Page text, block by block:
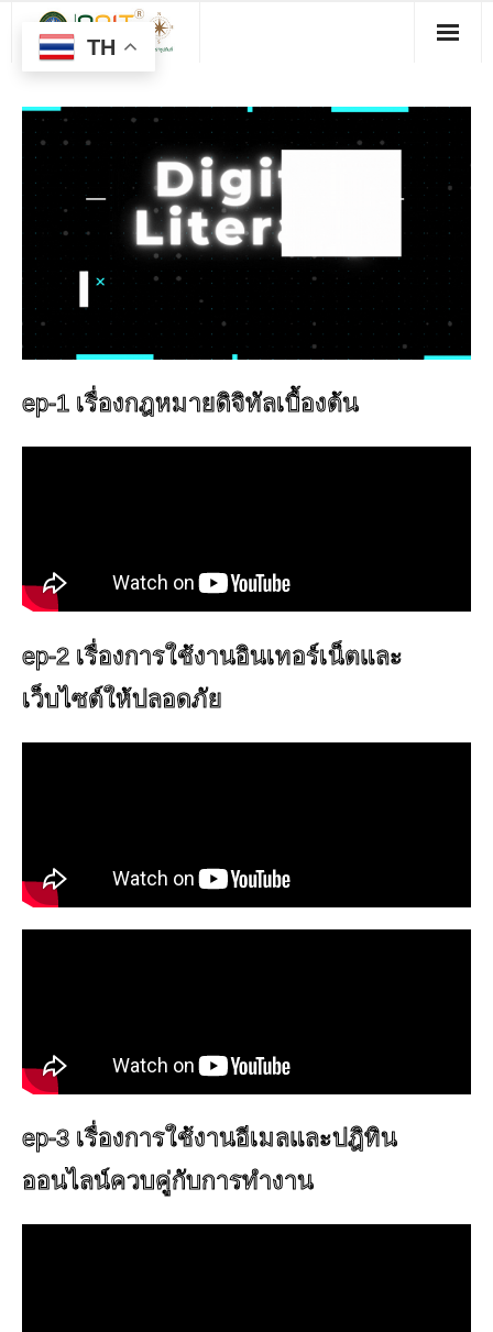
ep-1 เรื่องกฎหมายดิจิทัลเบื้องต้น
ep-2 เรื่องการใช้งานอินเทอร์เน็ตและ
เว็บไซต์ให้ปลอดภัย
ep-3 เรื่องการใช้งานอีเมลและปฎิทิน
ออนไลน์ควบคู่กับการทำงาน
TH